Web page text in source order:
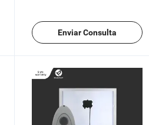
Enviar Consulta